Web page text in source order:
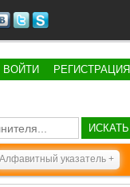
ВОЙТИ РЕГИСТРАЦИЯ
ИСКАТЬ
Алфавитный указатель +